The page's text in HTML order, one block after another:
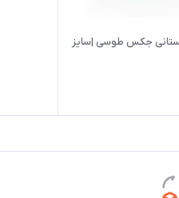
کفش کوهستانی جکس طوسی |سایز